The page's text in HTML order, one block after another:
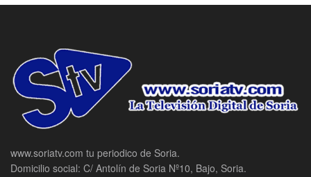
www.soriatv.com tu periodico de Soria.
Domicilio social: C/ Antolín de Soria Nº10, Bajo, Soria.